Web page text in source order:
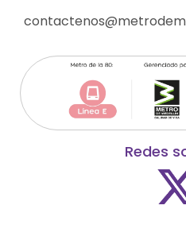
Redes